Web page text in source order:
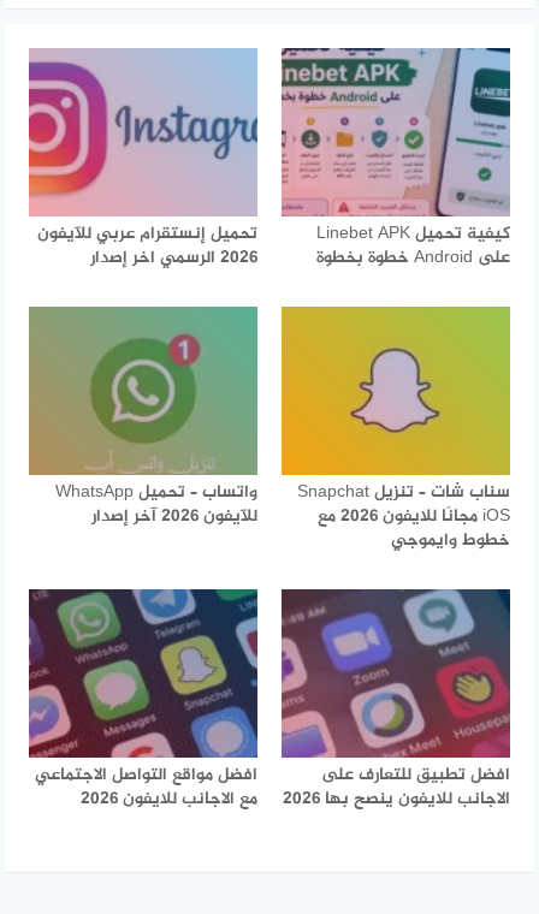
كيفية تحميل Linebet APK
على Android خطوة بخطوة
تحميل إنستقرام عربي للآيفون
2026 الرسمي اخر إصدار
سناب شات – تنزيل Snapchat
iOS مجانًا للايفون 2026 مع
خطوط وايموجي
واتساب – تحميل WhatsApp
للآيفون 2026 آخر إصدار
افضل تطبيق للتعارف على
الاجانب للايفون ينصح بها 2026
افضل مواقع التواصل الاجتماعي
مع الاجانب للايفون 2026